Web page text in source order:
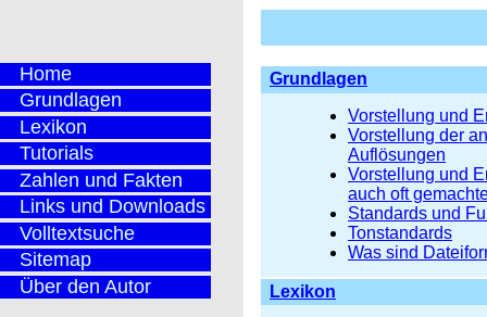
Home
Grundlagen
Lexikon
Tutorials
Zahlen und Fakten
Links und Downloads
Volltextsuche
Sitemap
Über den Autor
Grundlagen
Vorstellung und
Vorstellung der
Auflösungen
Vorstellung und
auch oft
Standards und
Tonstandards
Was sind
Lexikon